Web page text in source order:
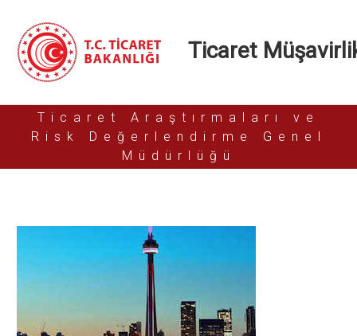
Ticaret
Ticaret Araştırmaları ve
Risk Değerlendirme Genel
Müdürlüğü